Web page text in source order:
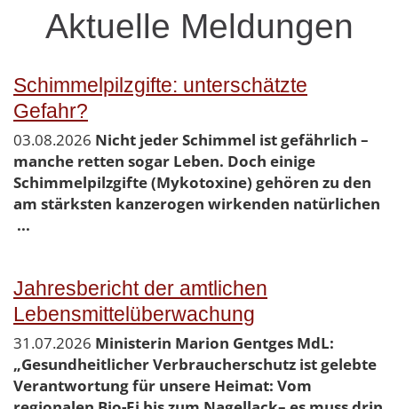
Aktuelle Meldungen
Schimmelpilzgifte: unterschätzte
Gefahr?
03.08.2026 Nicht jeder Schimmel ist gefährlich –
manche retten sogar Leben. Doch einige
Schimmelpilzgifte (Mykotoxine) gehören zu den
am stärksten kanzerogen wirkenden natürlichen
...
Jahresbericht der amtlichen
Lebensmittelüberwachung
31.07.2026 Ministerin Marion Gentges MdL:
„Gesundheitlicher Verbraucherschutz ist gelebte
Verantwortung für unsere Heimat: Vom